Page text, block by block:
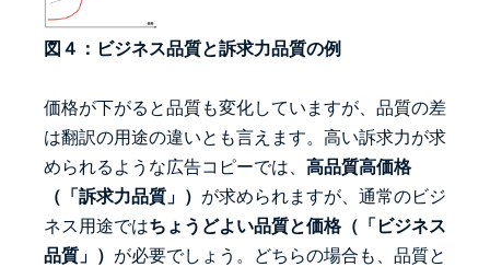
図４：ビジネス品質と訴求力品質の例
価格が下がると品質も変化していますが、品質の差
は翻訳の用途の違いとも言えます。高い訴求力が求
められるような広告コピーでは、 高品質高価格
（「訴求力品質」） が求められますが、通常のビジ
ネス用途ではちょうどよい品質と価格（「ビジネス
品質」） が必要でしょう。どちらの場合も、品質と